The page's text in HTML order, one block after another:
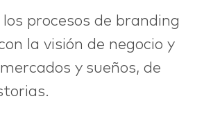
procesos de branding
la visión de negocio y
y sueños, de